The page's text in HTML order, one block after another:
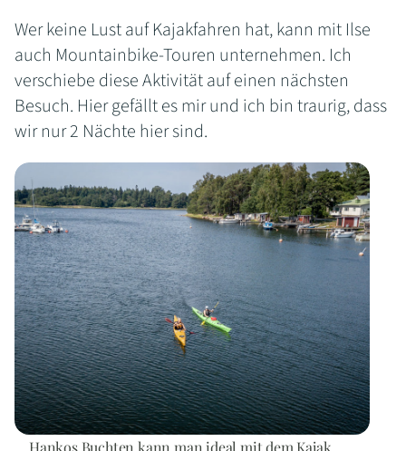
Wer keine Lust auf Kajakfahren hat, kann mit Ilse
auch Mountainbike-Touren unternehmen. Ich
verschiebe diese Aktivität auf einen nächsten
Besuch. Hier gefällt es mir und ich bin traurig, dass
wir nur 2 Nächte hier sind.
Hankos Buchten kann man ideal mit dem Kajak